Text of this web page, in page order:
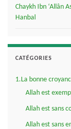
Chaykh Ibn ‘Allân
Hanbal
CATÉGORIES
1.La bonne
Allah est
Allah est sans
Allah est sans